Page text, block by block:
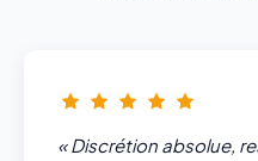
« Discrétion absolue,